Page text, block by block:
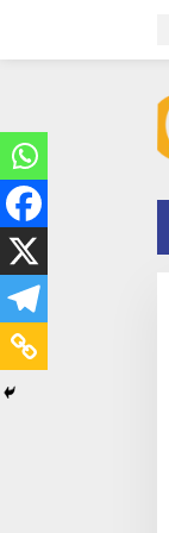
k
k
o
n